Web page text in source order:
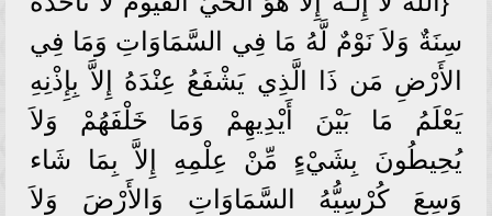
سِنَةٌ وَلاَ نَوْمٌ لَّهُ مَا فِي السَّمَاوَاتِ وَمَا فِي
الأَرْضِ مَن ذَا الَّذِي يَشْفَعُ عِنْدَهُ إِلاَّ بِإِذْنِهِ
يَعْلَمُ مَا بَيْنَ أَيْدِيهِمْ وَمَا خَلْفَهُمْ وَلاَ
يُحِيطُونَ بِشَيْءٍ مِّنْ عِلْمِهِ إِلاَّ بِمَا شَاء
وَسِعَ كُرْسِيُّهُ السَّمَاوَاتِ وَالأَرْضَ وَلاَ